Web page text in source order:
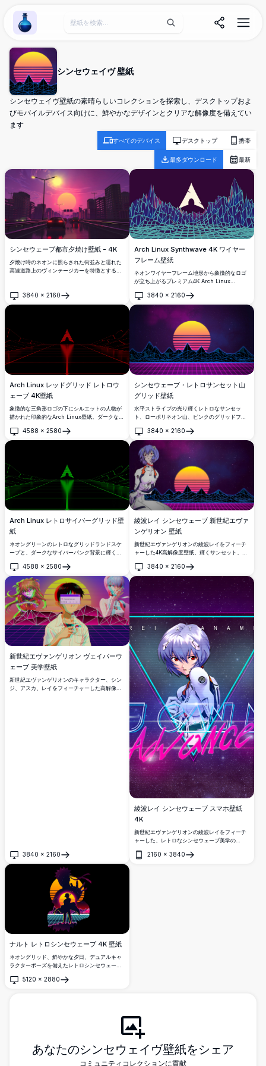
Wallpaper Alchemy
シンセウェイヴ 壁紙
シンセウェイヴ壁紙の素晴らしいコレクションを探索し、デスクトップおよ
びモバイルデバイス向けに、鮮やかなデザインとクリアな解像度を備えてい
ます
すべてのデバイス デスクトップ 携帯
最多ダウンロード 最新
シンセウェーブ都市夕焼け壁紙 - 4K
夕焼け時のネオンに照らされた街並みと濡れた
高速道路上のヴィンテージカーを特徴とする見
を作り出し、ウルトラHDデスクトップ背景に最
適です。
3840 × 2160
開く
Arch Linux Synthwave 4K ワイヤー
フレーム壁紙
ネオンワイヤーフレーム地形から象徴的なロゴ
が立ち上がるプレミアム4K Arch Linux
ュと深い紫のグラデーションを特徴とするレト
ロフューチャーデザインで、デスクトップとモ
バイル画面に本格的な80年代の美学を提供しま
3840 × 2160
開く
Arch Linux レッドグリッド レトロウ
ェーブ 4K壁紙
象徴的な三角形ロゴの下にシルエットの人物が
描かれた印象的なArch Linux壁紙。ダークなレ
ており、高解像度のサイバーパンク風の美学を
求めるデスクトップ愛好家に最適です。
4588 × 2580
開く
シンセウェーブ・レトロサンセット山
グリッド壁紙
水平ストライプの光り輝くレトロなサンセッ
ト、ローポリネオン山、ピンクのグリッドフロ
4Kシンセウェーブ壁紙。デスクトップ背景に最
適です。
3840 × 2160
開く
Arch Linux レトロサイバーグリッド壁
紙
ネオングリーンのレトロなグリッドランドスケ
ープと、ダークなサイバーパンク背景に輝くア
事な4K Arch Linux壁紙。デスクトップのカス
タマイズに最適です。
4588 × 2580
開く
綾波レイ シンセウェーブ 新世紀エヴァ
ンゲリオン 壁紙
新世紀エヴァンゲリオンの綾波レイをフィーチ
ャーした4K高解像度壁紙。輝くサンセット、ネ
トロシンセウェーブの風景が広がります。デス
クトップ背景に最適です。
3840 × 2160
開く
新世紀エヴァンゲリオン ヴェイパーウ
ェーブ 美学壁紙
新世紀エヴァンゲリオンのキャラクター、シン
ジ、アスカ、レイをフィーチャーした高解像度
3840 × 2160
開く
綾波レイ シンセウェーブ スマホ壁紙
4K
新世紀エヴァンゲリオンの綾波レイをフィーチ
ャーした、レトロなシンセウェーブ美学の
ー、宇宙的な背景、サイバーパンクにインスパ
2160 × 3840
開く
ナルト レトロシンセウェーブ 4K 壁紙
ネオングリッド、鮮やかな夕日、デュアルキャ
ラクターポーズを備えたレトロシンセウェーブ
紙。80年代インスパイアのデジタルアートと大
5120 × 2880
開く
あなたのシンセウェイヴ壁紙をシェア
コミュニティコレクションに貢献